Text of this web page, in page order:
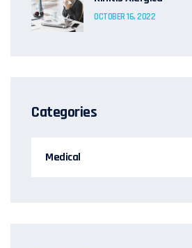
OCTOBER 16, 2022
Categories
Medical